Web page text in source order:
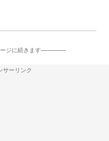
ジに続きます-----------------
サーリンク